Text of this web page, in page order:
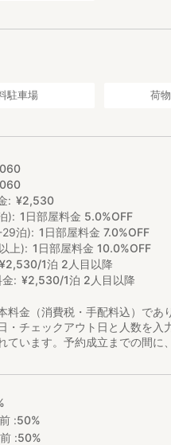
駐車場 荷
060
060
¥2,530
)
1日部屋料金 5.0%OFF
泊)
1日部屋料金 7.0%OFF
上)
1日部屋料金 10.0%OFF
¥2,530/1泊 2人目以降
¥2,530/1泊 2人目以降
料金（消費税・手配料込）であ
・チェックアウト日と人数を
ています。予約成立までの間に
:50%
:50%